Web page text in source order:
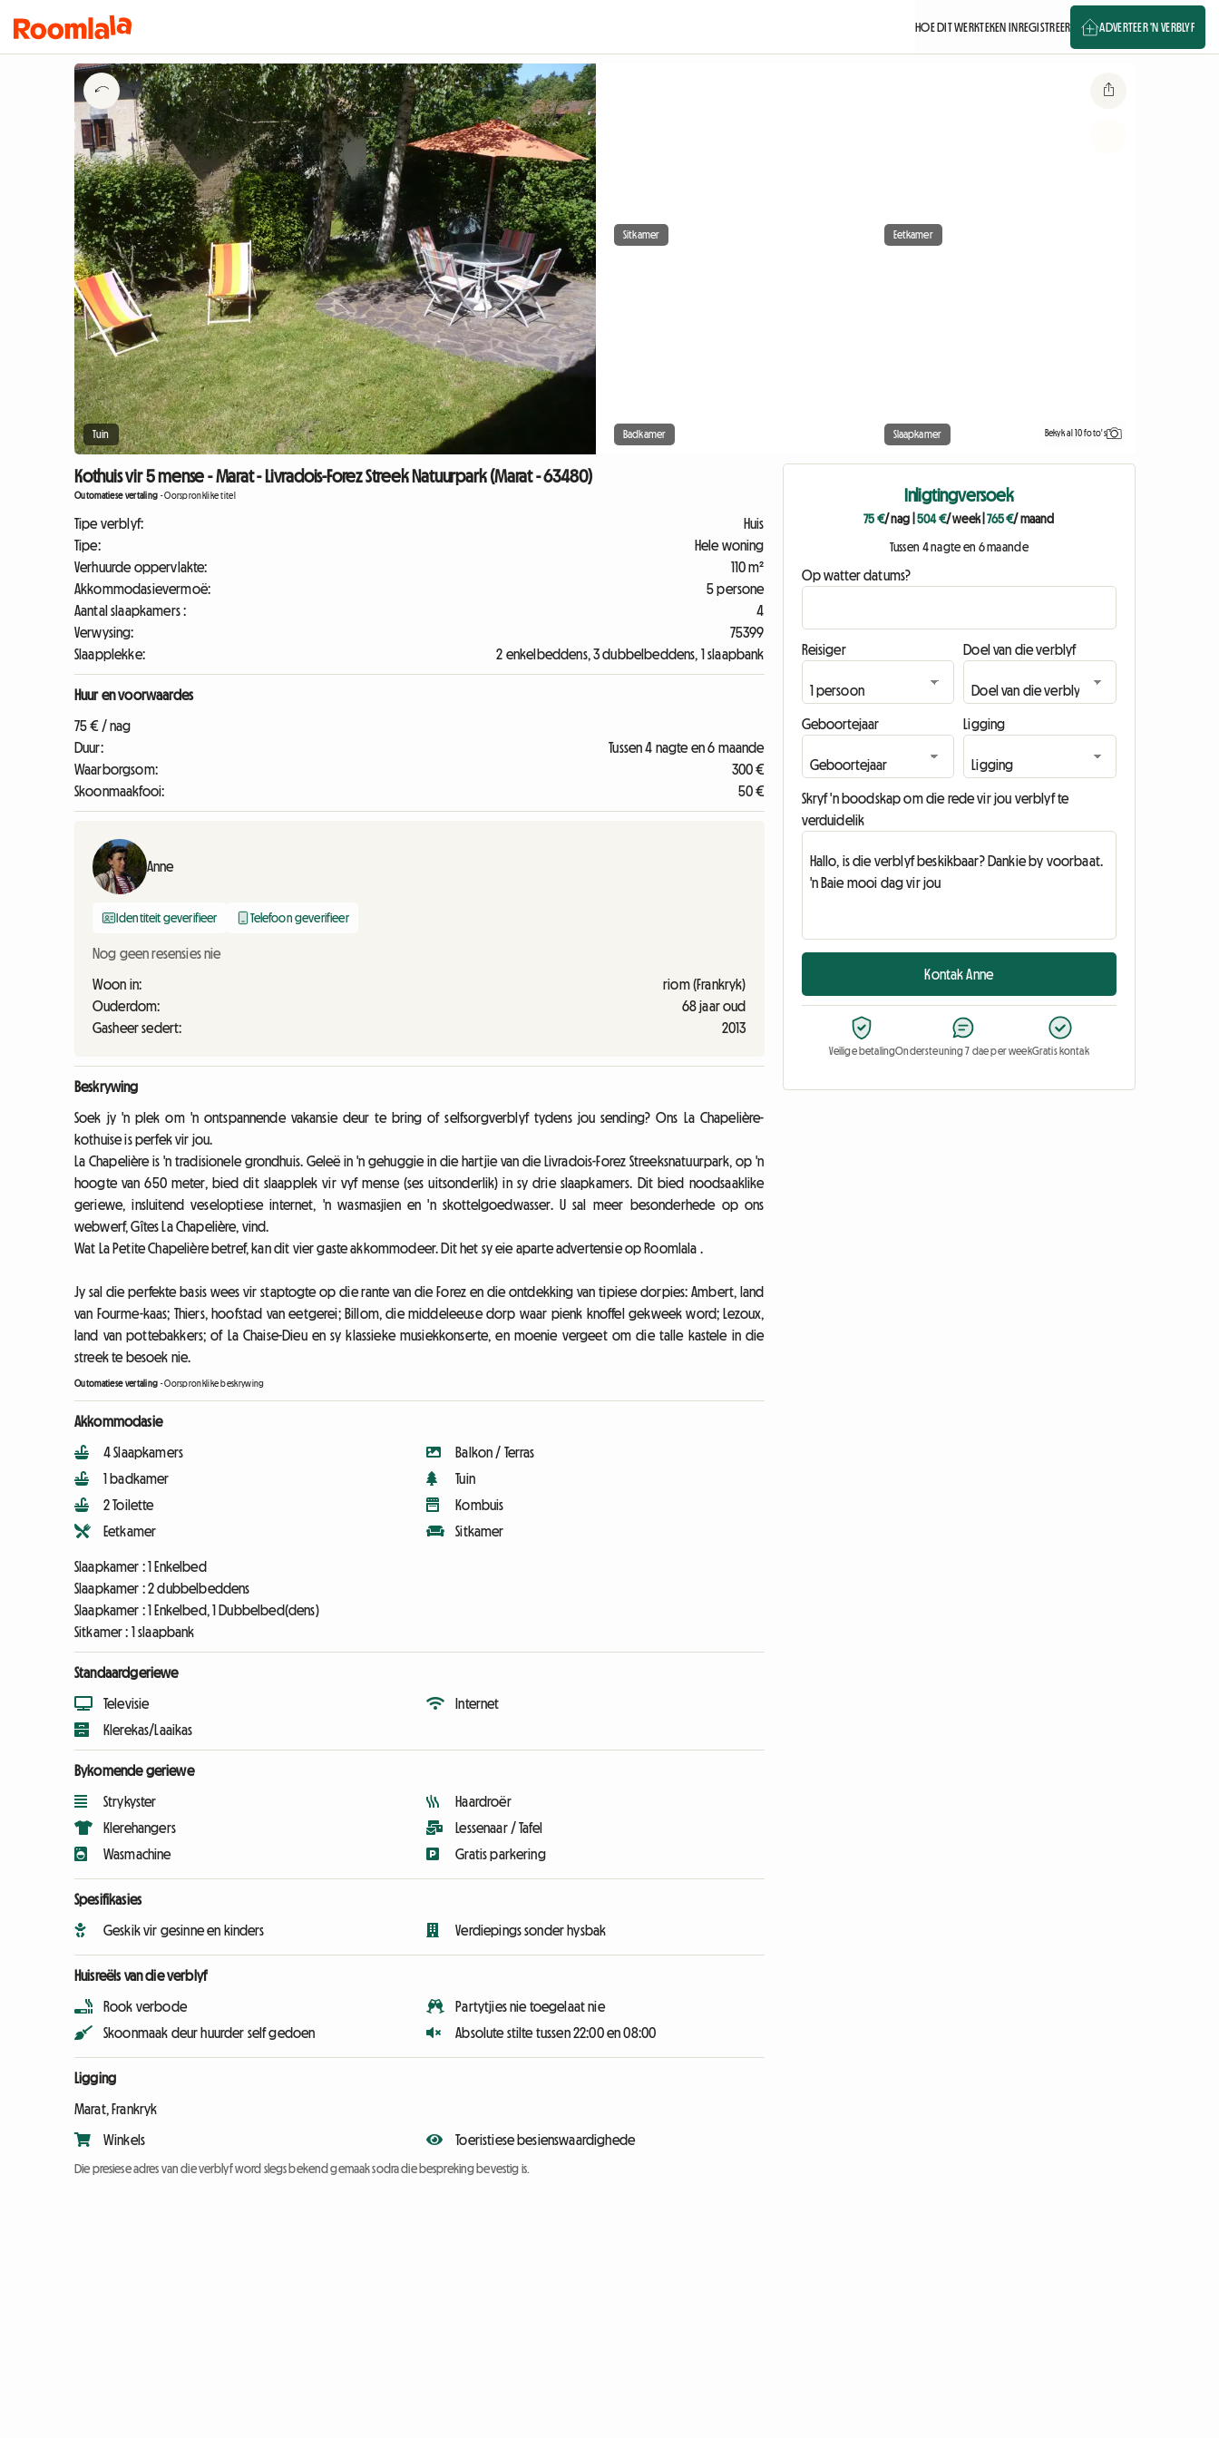
HOE DIT WERKTEKEN INREGISTREER ADVERTEER 'N VERBLYF
Tuin
Sitkamer Eetkamer
Badkamer Slaapkamer Bekyk al 10 foto's
Kothuis vir 5 mense - Marat - Livradois-Forez Streek Natuurpark (Marat - 63480)
Outomatiese vertaling -Oorspronklike titel
Tipe verblyf:
Huis
Tipe:
Hele woning
Verhuurde oppervlakte:
110 m²
Akkommodasievermoë:
5 persone
Aantal slaapkamers :
4
Verwysing:
75399
Slaapplekke:
2 enkelbeddens, 3 dubbelbeddens, 1 slaapbank
Huur en voorwaardes
75 € / nag
Duur:
Tussen 4 nagte en 6 maande
Waarborgsom:
300 €
Skoonmaakfooi:
50 €
Anne
Identiteit geverifieer Telefoon geverifieer
Nog geen resensies nie
Woon in:
riom (Frankryk)
Ouderdom:
68 jaar oud
Gasheer sedert:
2013
Beskrywing
Soek jy 'n plek om 'n ontspannende vakansie deur te bring of selfsorgverblyf tydens jou sending? Ons La Chapelière-
kothuise is perfek vir jou.
La Chapelière is 'n tradisionele grondhuis. Geleë in 'n gehuggie in die hartjie van die Livradois-Forez Streeksnatuurpark, op 'n
hoogte van 650 meter, bied dit slaapplek vir vyf mense (ses uitsonderlik) in sy drie slaapkamers. Dit bied noodsaaklike
geriewe, insluitend veseloptiese internet, 'n wasmasjien en 'n skottelgoedwasser. U sal meer besonderhede op ons
webwerf, Gîtes La Chapelière, vind.
Wat La Petite Chapelière betref, kan dit vier gaste akkommodeer. Dit het sy eie aparte advertensie op Roomlala .
Jy sal die perfekte basis wees vir staptogte op die rante van die Forez en die ontdekking van tipiese dorpies: Ambert, land
van Fourme-kaas; Thiers, hoofstad van eetgerei; Billom, die middeleeuse dorp waar pienk knoffel gekweek word; Lezoux,
land van pottebakkers; of La Chaise-Dieu en sy klassieke musiekkonserte, en moenie vergeet om die talle kastele in die
streek te besoek nie.
Outomatiese vertaling -Oorspronklike beskrywing
Akkommodasie
4 Slaapkamers
1 badkamer
2 Toilette
Eetkamer
Balkon / Terras
Tuin
Kombuis
Sitkamer
Slaapkamer :1 Enkelbed
Slaapkamer :2 dubbelbeddens
Slaapkamer :1 Enkelbed, 1 Dubbelbed(dens)
Sitkamer : 1 slaapbank
Standaardgeriewe
Televisie
Klerekas/Laaikas
Internet
Bykomende geriewe
Strykyster
Klerehangers
Wasmachine
Haardroër
Lessenaar / Tafel
Gratis parkering
Spesifikasies
Geskik vir gesinne en kinders Verdiepings sonder hysbak
Huisreëls van die verblyf
Rook verbode
Skoonmaak deur huurder self gedoen
Partytjies nie toegelaat nie
Absolute stilte tussen 22:00 en 08:00
Ligging
Marat, Frankryk
Winkels Toeristiese besienswaardighede
Die presiese adres van die verblyf word slegs bekend gemaak sodra die bespreking bevestig is.
Inligtingversoek
75 €/ nag |504 €/ week|765 €/ maand
Tussen 4 nagte en 6 maande
Op watter datums?
Reisiger Doel van die verblyf
Geboortejaar Ligging
Skryf 'n boodskap om die rede vir jou verblyf te
verduidelik
Kontak Anne
Veilige betalingOndersteuning 7 dae per weekGratis kontak